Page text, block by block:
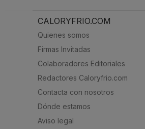
CALORYFRIO.COM
Quienes somos
Firmas Invitadas
Colaboradores Editoriales
Redactores Caloryfrio.com
Contacta con nosotros
Dónde estamos
Aviso legal